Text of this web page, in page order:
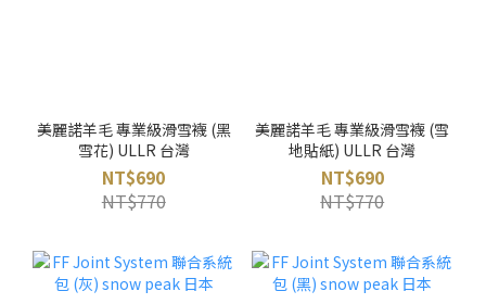
美麗諾羊毛 專業級滑雪襪 (黑
雪花) ULLR 台灣
NT$690
NT$770
美麗諾羊毛 專業級滑雪襪 (雪
地貼紙) ULLR 台灣
NT$690
NT$770